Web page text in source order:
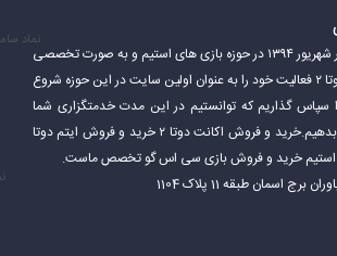
سایت استیم فروشی در شهریور ۱۳۹۴ در حوزه بازی های استیم و به صورت تخصصی
خرید و فروش اکانت دوتا ۲ فعالیت خود را به عنوان اولین سایت در این حوزه شروع
سپاس گذاریم که توانستیم در این مدت خدمتگزاری شما
گیمر های عزیز را انجام بدهیم.خرید و فروش اکانت دوتا ۲ خرید و فروش ایتم دوتا
اسمان طبقه 11 پلاک 1104
نماد